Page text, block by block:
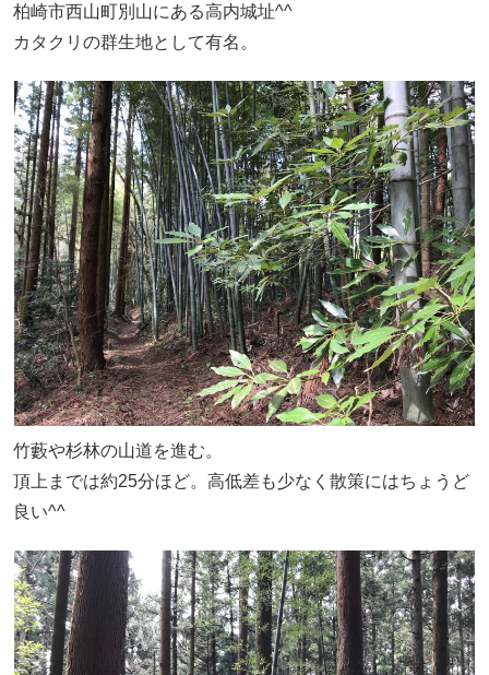
柏崎市西山町別山にある高内城址^^
カタクリの群生地として有名。
竹藪や杉林の山道を進む。
頂上までは約25分ほど。高低差も少なく散策にはちょうど
良い^^